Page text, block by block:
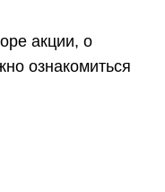
акции, о
ознакомиться